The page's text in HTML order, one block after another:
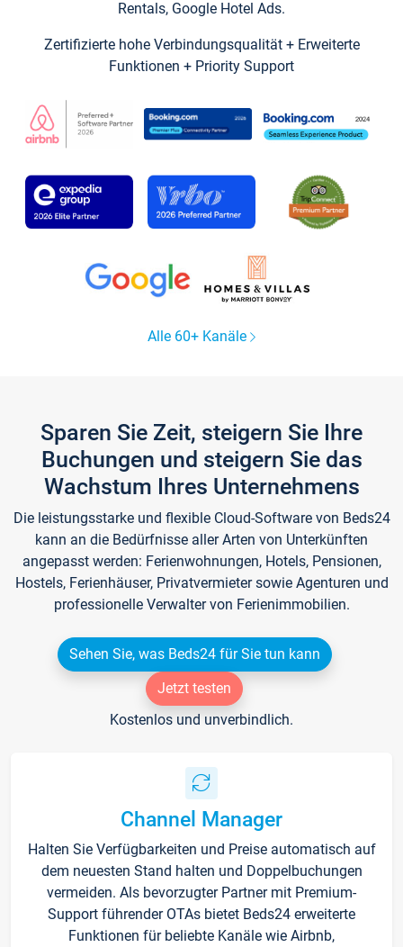
Rentals, Google Hotel Ads.
Zertifizierte hohe Verbindungsqualität + Erweiterte
Funktionen + Priority Support
Alle 60+ Kanäle
Sparen Sie Zeit, steigern Sie Ihre
Buchungen und steigern Sie das
Wachstum Ihres Unternehmens
Die leistungsstarke und flexible Cloud-Software von Beds24
kann an die Bedürfnisse aller Arten von Unterkünften
angepasst werden: Ferienwohnungen, Hotels, Pensionen,
Hostels, Ferienhäuser, Privatvermieter sowie Agenturen und
professionelle Verwalter von Ferienimmobilien.
Sehen Sie, was Beds24 für Sie tun kann
Jetzt testen
Kostenlos und unverbindlich.
Channel Manager
Halten Sie Verfügbarkeiten und Preise automatisch auf
dem neuesten Stand halten und Doppelbuchungen
vermeiden. Als bevorzugter Partner mit Premium-
Support führender OTAs bietet Beds24 erweiterte
Funktionen für beliebte Kanäle wie Airbnb,